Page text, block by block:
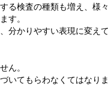
検査の種類も増え、様
す。
分かりやすい表現に変え
ん。
いてもらわなくてはなりま